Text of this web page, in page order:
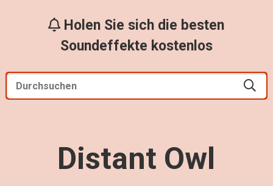
Holen Sie sich die besten
Soundeffekte kostenlos
Distant Owl